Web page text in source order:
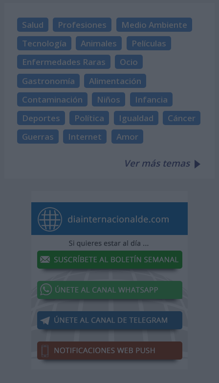
Salud Profesiones
Medio Ambiente
Tecnología
Animales
Películas
Enfermedades Raras
Ocio
Gastronomía
Alimentación
Contaminación
Niños
Infancia
Deportes
Política Igualdad
Cáncer
Guerras
Internet Amor
Ver más temas